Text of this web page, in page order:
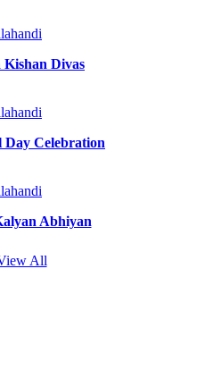
Divas
Day Celebration
Abhiyan
All